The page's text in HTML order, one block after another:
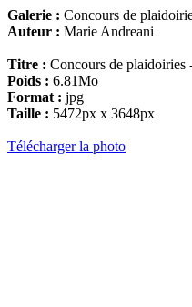
Galerie : Concours de
Auteur : Marie Andreani
Titre : Concours de plaidoiries
Poids : 6.81Mo
Format : jpg
Taille : 5472px x 3648px
Télécharger la photo